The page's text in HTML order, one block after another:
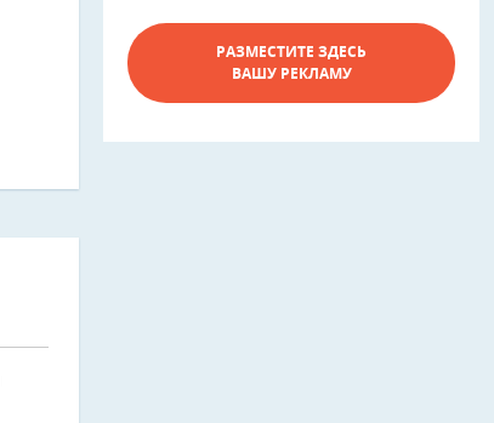
РАЗМЕСТИТЕ ЗДЕСЬ
ВАШУ РЕКЛАМУ